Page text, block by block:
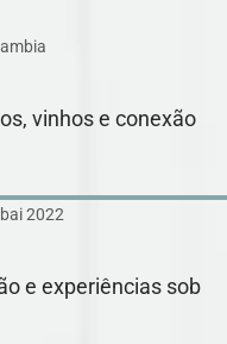
vinhos e conexão
e experiências sob